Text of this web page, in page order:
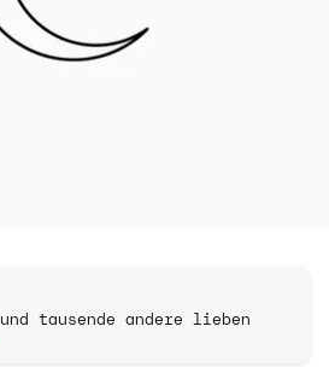
und tausende andere lieben